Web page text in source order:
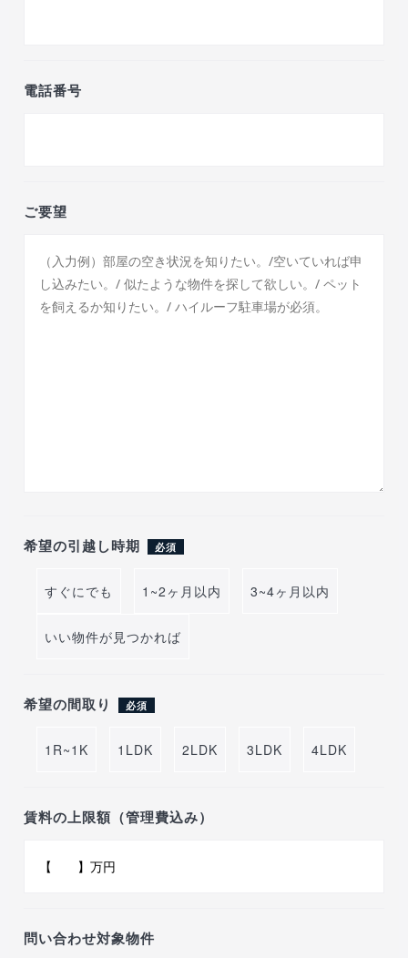
電話番号
ご要望
希望の引越し時期 必須
すぐにでも 1~2ヶ月以内 3~4ヶ月以内
いい物件が見つかれば
希望の間取り 必須
1R~1K 1LDK 2LDK 3LDK 4LDK
賃料の上限額（管理費込み）
問い合わせ対象物件